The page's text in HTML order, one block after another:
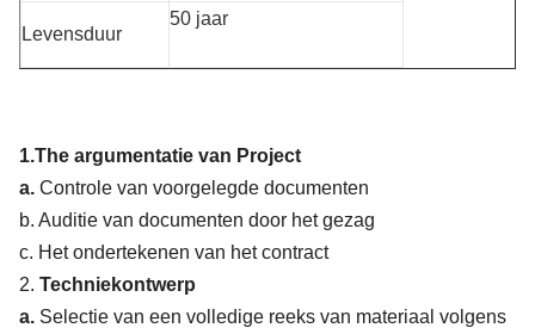
Levensduur
50 jaar
1.The argumentatie van Project
a. Controle van voorgelegde documenten
b. Auditie van documenten door het gezag
c. Het ondertekenen van het contract
2. Techniekontwerp
a. Selectie van een volledige reeks van materiaal volgens